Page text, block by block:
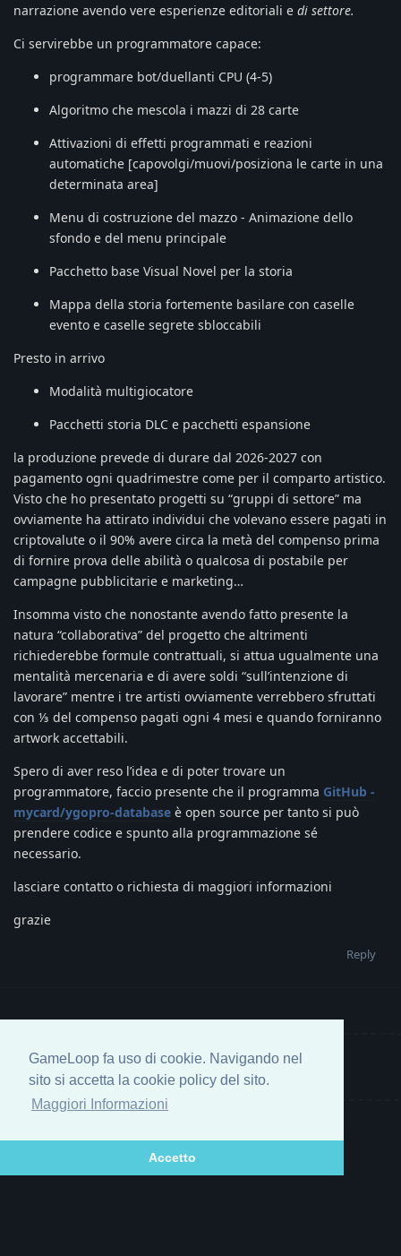
GameLoop fa uso di cookie. Navigando nel
sito si accetta la cookie policy del sito.
Maggiori Informazioni
Accetto
narrazione avendo vere esperienze editoriali e di settore.
Ci servirebbe un programmatore capace:
programmare bot/duellanti CPU (4-5)
Algoritmo che mescola i mazzi di 28 carte
Attivazioni di effetti programmati e reazioni
automatiche [capovolgi/muovi/posiziona le carte in una
determinata area]
Menu di costruzione del mazzo - Animazione dello
sfondo e del menu principale
Pacchetto base Visual Novel per la storia
Mappa della storia fortemente basilare con caselle
evento e caselle segrete sbloccabili
Presto in arrivo
Modalità multigiocatore
Pacchetti storia DLC e pacchetti espansione
la produzione prevede di durare dal 2026-2027 con
pagamento ogni quadrimestre come per il comparto artistico.
Visto che ho presentato progetti su “gruppi di settore” ma
ovviamente ha attirato individui che volevano essere pagati in
criptovalute o il 90% avere circa la metà del compenso prima
di fornire prova delle abilità o qualcosa di postabile per
campagne pubblicitarie e marketing…
Insomma visto che nonostante avendo fatto presente la
natura “collaborativa” del progetto che altrimenti
richiederebbe formule contrattuali, si attua ugualmente una
mentalità mercenaria e di avere soldi “sull’intenzione di
lavorare” mentre i tre artisti ovviamente verrebbero sfruttati
con ⅓ del compenso pagati ogni 4 mesi e quando forniranno
artwork accettabili.
Spero di aver reso l’idea e di poter trovare un
programmatore, faccio presente che il programma GitHub -
mycard/ygopro-database è open source per tanto si può
prendere codice e spunto alla programmazione sé
necessario.
lasciare contatto o richiesta di maggiori informazioni
grazie
Reply
Write a Reply...